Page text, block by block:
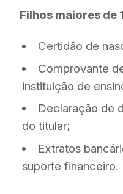
Filhos maiores de
Certidão de
Comprovante
instituição de
Declaração de
do titular;
Extratos
suporte financeiro.